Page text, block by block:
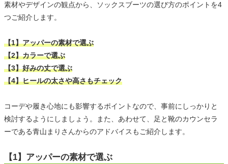
素材やデザインの観点から、ソックスブーツの選び方のポイントを4
つご紹介します。
【1】アッパーの素材で選ぶ
【2】カラーで選ぶ
【3】好みの丈で選ぶ
【4】ヒールの太さや高さもチェック
コーデや履き心地にも影響するポイントなので、事前にしっかりと
検討するようにしましょう。また、あわせて、足と靴のカウンセラ
ーである青山まりさんからのアドバイスもご紹介します。
【1】アッパーの素材で選ぶ